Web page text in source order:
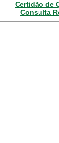
Certidão de
Consulta